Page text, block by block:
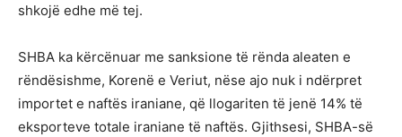
shkojë edhe më tej.
SHBA ka kërcënuar me sanksione të rënda aleaten e
rëndësishme, Korenë e Veriut, nëse ajo nuk i ndërpret
importet e naftës iraniane, që llogariten të jenë 14% të
eksporteve totale iraniane të naftës. Gjithsesi, SHBA-së